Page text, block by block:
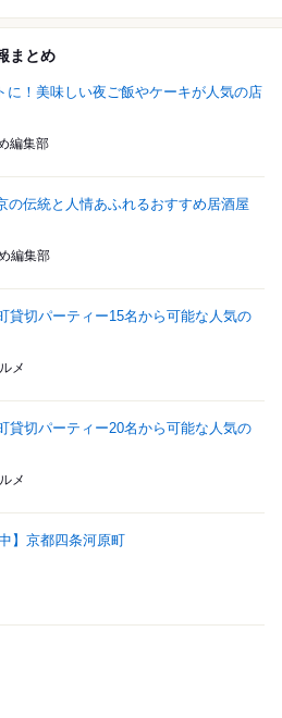
まとめ
に！美味しい夜ご飯やケーキが人気の店
編集部
の伝統と人情あふれるおすすめ居酒屋
編集部
貸切パーティー15名から可能な人気の
メ
貸切パーティー20名から可能な人気の
メ
】京都四条河原町